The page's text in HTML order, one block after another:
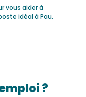
vous aider à
idéal à Pau.
?